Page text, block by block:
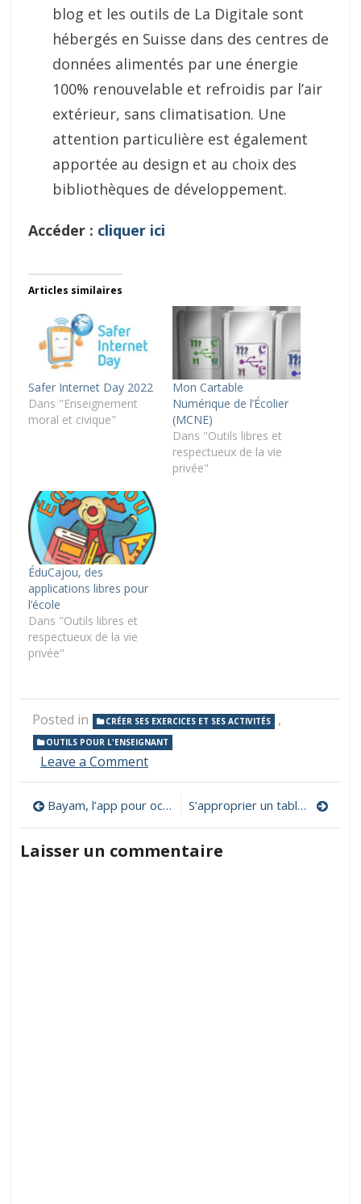
blog et les outils de La Digitale sont
hébergés en Suisse dans des centres de
données alimentés par une énergie
100% renouvelable et refroidis par l’air
extérieur, sans climatisation. Une
attention particulière est également
apportée au design et au choix des
bibliothèques de développement.
Accéder : cliquer ici
Articles similaires
Safer Internet Day 2022
Dans "Enseignement
moral et civique"
Mon Cartable
Numérique de l’Écolier
(MCNE)
Dans "Outils libres et
respectueux de la vie
privée"
ÉduCajou, des
applications libres pour
l’école
Dans "Outils libres et
respectueux de la vie
privée"
Posted in CRÉER SES EXERCICES ET SES ACTIVITÉS ,
OUTILS POUR L'ENSEIGNANT
Leave a Commenton
des
outils
numériques
et
Navigation
de
l’article
Bayam, l’app pour occuper les 3-10 ans à la maison S’approprier un tableau numérique en maternelle
Laisser un commentaire